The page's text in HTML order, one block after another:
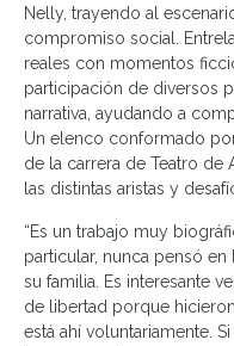
Nelly, trayendo al
compromiso social.
reales con momentos
participación de diversos
narrativa, ayudando a
Un elenco conformado
de la carrera de Teatro de
las distintas aristas y
“Es un trabajo muy
particular, nunca pensó en
su familia. Es interesante
de libertad porque
está ahí voluntariamente.